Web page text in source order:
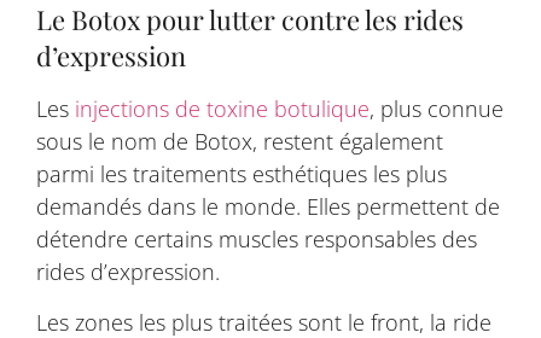
Le Botox pour lutter contre les rides
d’expression
Les injections de toxine botulique, plus connue
sous le nom de Botox, restent également
parmi les traitements esthétiques les plus
demandés dans le monde. Elles permettent de
détendre certains muscles responsables des
rides d’expression.
Les zones les plus traitées sont le front, la ride